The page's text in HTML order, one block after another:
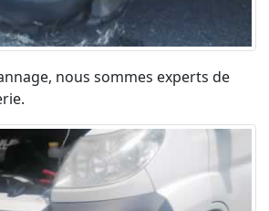
nous sommes experts de